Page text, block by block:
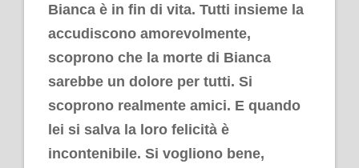
Bianca è in fin di vita. Tutti insieme la
accudiscono amorevolmente,
scoprono che la morte di Bianca
sarebbe un dolore per tutti. Si
scoprono realmente amici. E quando
lei si salva la loro felicità è
incontenibile. Si vogliono bene,